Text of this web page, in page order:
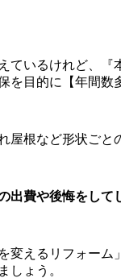
ているけれど、
を目的に【年間数
屋根など形状ごと
出費や後悔をして
変えるリフォー
しょう。